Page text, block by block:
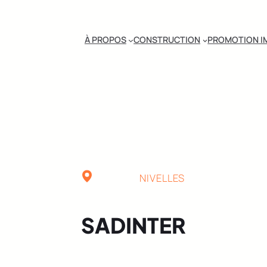
À PROPOS CONSTRUCTION PROMOTION
NIVELLES
SADINTER